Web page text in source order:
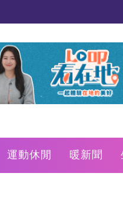
運動休閒 暖新聞